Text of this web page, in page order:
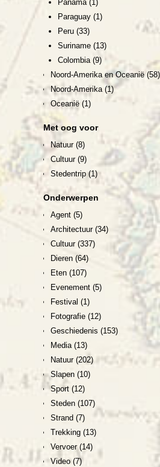
Panama (1)
Paraguay (1)
Peru (33)
Suriname (13)
Colombia (9)
Noord-Amerika en Oceanië (58)
Noord-Amerika (1)
Oceanië (1)
Met oog voor
Natuur (8)
Cultuur (9)
Stedentrip(1)
Onderwerpen
Agent (5)
Architectuur (34)
Cultuur (337)
Dieren (64)
Eten (107)
Evenement (5)
Festival (1)
Fotografie (12)
Geschiedenis (153)
Media (13)
Natuur (202)
Slapen (10)
Sport (12)
Steden (107)
Strand (7)
Trekking (13)
Vervoer(14)
Video (7)